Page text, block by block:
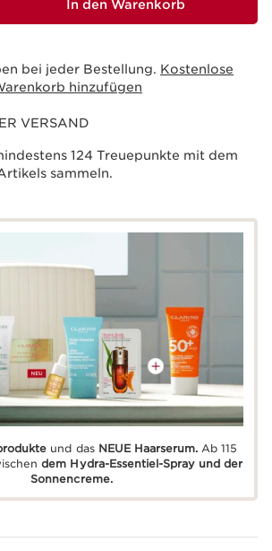
In den Warenkorb
bei jeder Bestellung. Kostenlose
hinzufügen
VERSAND
124 Treuepunkte mit dem
sammeln.
und das NEUE Haarserum.Ab 115
dem Hydra-Essentiel-Spray und der
Sonnencreme.